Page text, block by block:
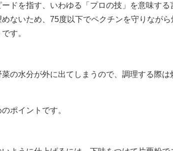
ドを指す、いわゆる「プロの技」を意味する
ないため、75度以下でペクチンを守りなが
す。
の水分が外に出てしまうので、調理する際は
ポイントです。